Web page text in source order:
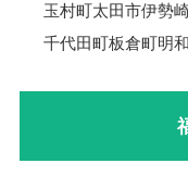
玉村町太田市伊勢
千代田町板倉町明